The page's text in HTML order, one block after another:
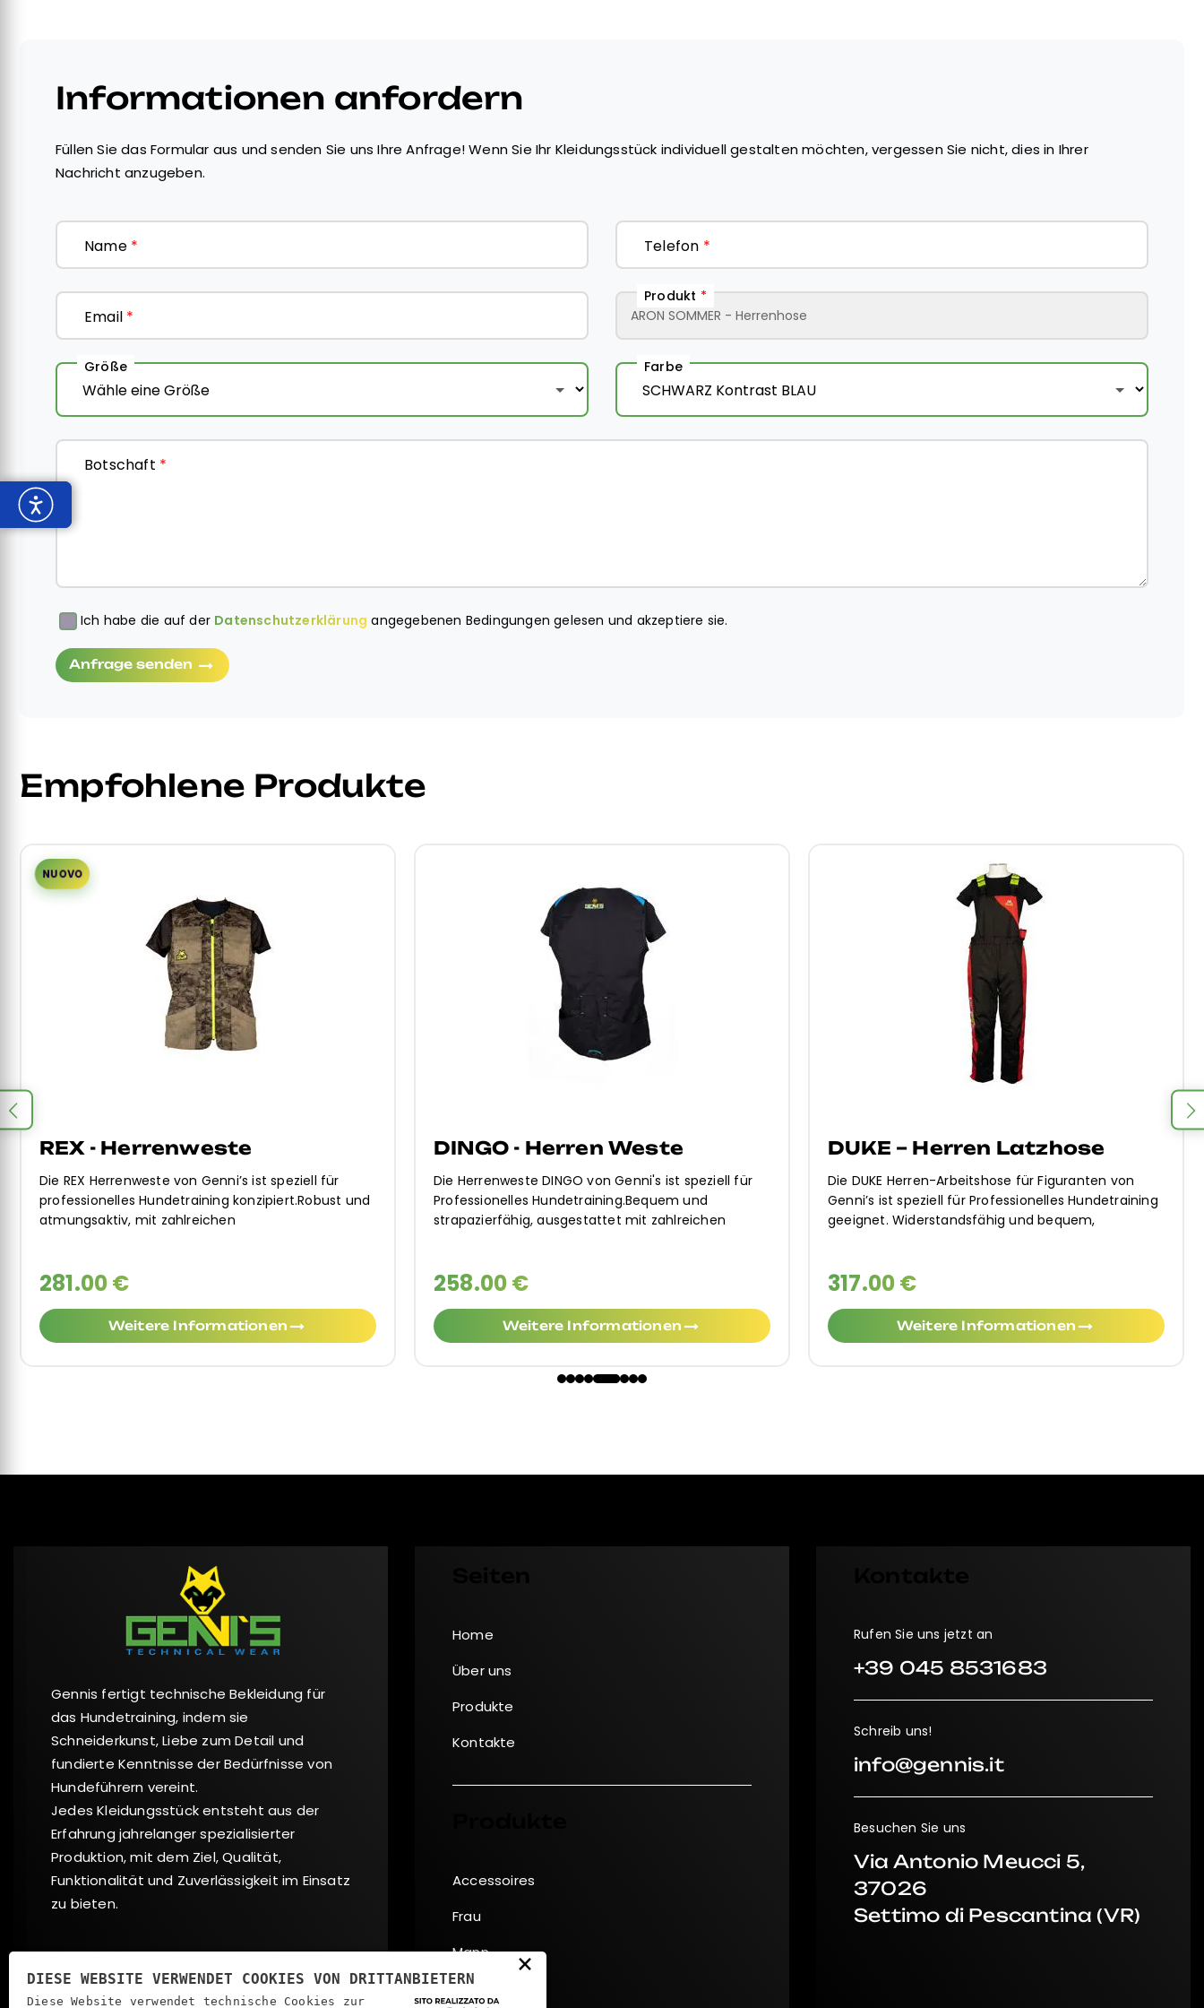
Informationen anfordern
Füllen Sie das Formular aus und senden Sie uns Ihre Anfrage! Wenn Sie Ihr Kleidungsstück individuell gestalten möchten, vergessen Sie nicht, dies in Ihrer
Nachricht anzugeben.
Name * Telefon *
Email *
Produkt *
Größe Farbe
Botschaft *
Obbligatorio
Ich habe die auf der Datenschutzerklärung angegebenen Bedingungen gelesen und akzeptiere sie.
Anfrage senden
Empfohlene Produkte
NUOVO
REX - Herrenweste
Die REX Herrenweste von Genni’s ist speziell für
professionelles Hundetraining konzipiert.Robust und
atmungsaktiv, mit zahlreichen
281.00 €
Weitere Informationen
DINGO - Herren Weste
Die Herrenweste DINGO von Genni's ist speziell für
Professionelles Hundetraining.Bequem und
strapazierfähig, ausgestattet mit zahlreichen
258.00 €
Weitere Informationen
DUKE – Herren Latzhose
Die DUKE Herren-Arbeitshose für Figuranten von
Genni’s ist speziell für Professionelles Hundetraining
geeignet. Widerstandsfähig und bequem,
317.00 €
Weitere Informationen
Gennis fertigt technische Bekleidung für
das Hundetraining, indem sie
Schneiderkunst, Liebe zum Detail und
fundierte Kenntnisse der Bedürfnisse von
Hundeführern vereint.
Jedes Kleidungsstück entsteht aus der
Erfahrung jahrelanger spezialisierter
Produktion, mit dem Ziel, Qualität,
Funktionalität und Zuverlässigkeit im Einsatz
zu bieten.
Sozial
Home
Über uns
Produkte
Kontakte
Accessoires
Frau
Mann
Rufen Sie uns jetzt an
+39 045 8531683
Schreib uns!
info@gennis.it
Besuchen Sie uns
Via Antonio Meucci 5,
37026
Settimo di Pescantina (VR)
×
DIESE WEBSITE VERWENDET COOKIES VON DRITTANBIETERN
Diese Website verwendet technische Cookies zur